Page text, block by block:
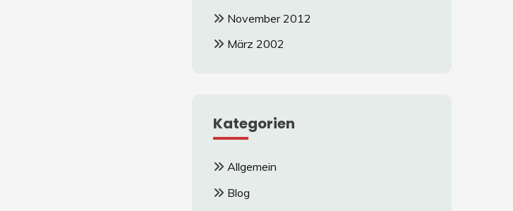
November 2012
März 2002
Kategorien
Allgemein
Blog